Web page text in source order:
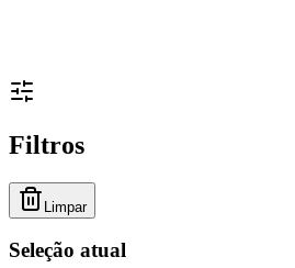
Filtros
Limpar
Seleção atual